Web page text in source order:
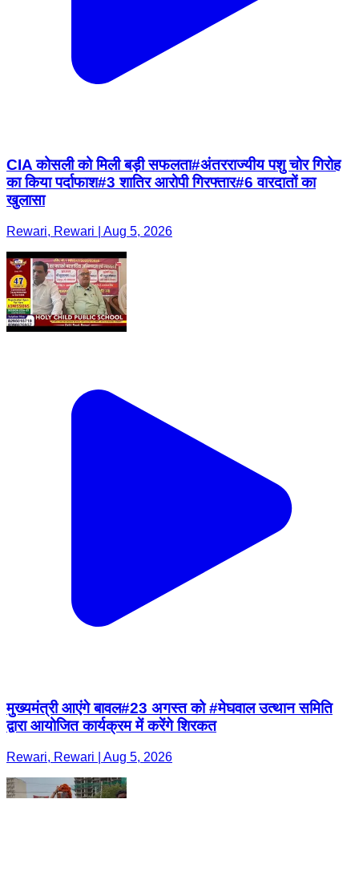
CIA कोसली को मिली बड़ी सफलता#अंतरराज्यीय पशु चोर गिरोह
का किया पर्दाफाश#3 शातिर आरोपी गिरफ्तार#6 वारदातों का
खुलासा
Rewari, Rewari | Aug 5, 2026
मुख्यमंत्री आएंगे बावल#23 अगस्त को #मेघवाल उत्थान समिति
द्वारा आयोजित कार्यक्रम में करेंगे शिरकत
Rewari, Rewari | Aug 5, 2026